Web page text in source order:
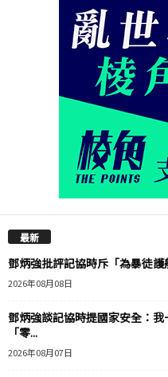
最新
鄧炳強批評記協時斥「為暴徒
2026年08月08日
鄧炳強談記協時提國家安全：
「零...
2026年08月07日